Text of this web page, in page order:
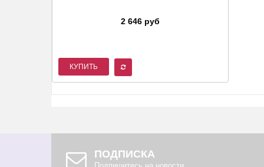
2 646 руб
КУПИТЬ
ПОДПИСКА